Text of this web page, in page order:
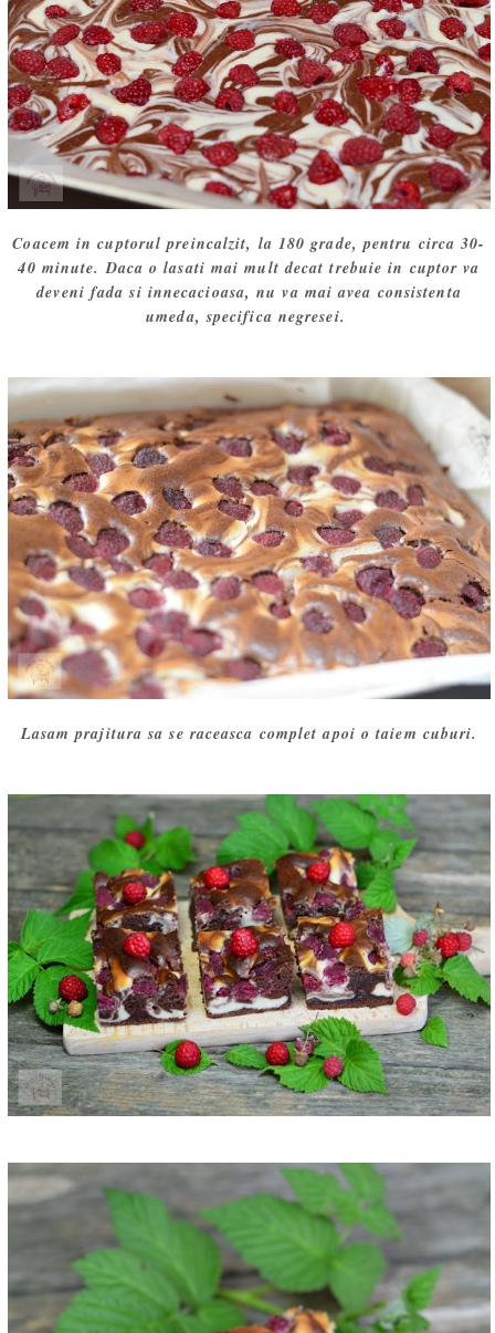
Coacem in cuptorul preincalzit, la 180 grade, pentru circa 30-
40 minute. Daca o lasati mai mult decat trebuie in cuptor va
deveni fada si innecacioasa, nu va mai avea consistenta
umeda, specifica negresei.
Lasam prajitura sa se raceasca complet apoi o taiem cuburi.